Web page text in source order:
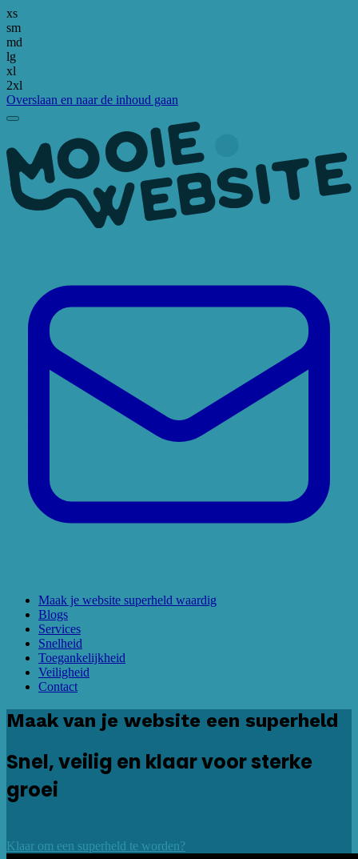
xs
sm
md
lg
xl
2xl
Overslaan en naar de inhoud gaan
Maak je website superheld waardig
Blogs
Services
Snelheid
Toegankelijkheid
Veiligheid
Contact
Maak van je website een superheld
Snel, veilig en klaar voor sterke
groei
Klaar om een superheld te worden?